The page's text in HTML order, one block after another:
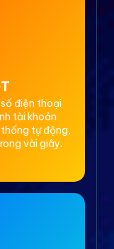
điện thoại
tài khoản
thống tự động,
vài giây.